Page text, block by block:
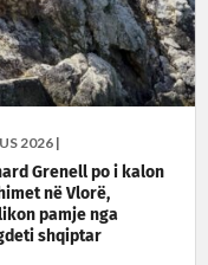
2026 |
Grenell po i kalon
në Vlorë,
pamje nga
shqiptar